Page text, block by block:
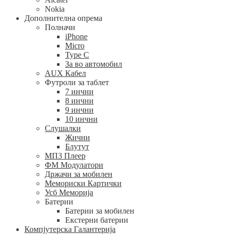
Nokia
Дополнителна опрема
Полначи
iPhone
Micro
Type C
За во автомобил
AUX Кабел
Футроли за таблет
7 инчни
8 инчни
9 инчни
10 инчни
Слушалки
Жични
Блутут
МП3 Плеер
ФМ Модулатори
Држачи за мобилен
Мемориски Картички
Усб Меморија
Батерии
Батерии за мобилен
Екстерни батерии
Компјутерска Галантерија